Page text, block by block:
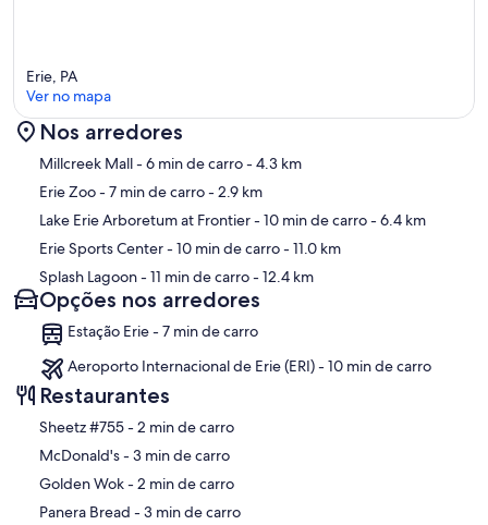
Mapa
Erie, PA
Ver no mapa
Nos arredores
Millcreek Mall- 6 min de carro- 4.3 km
Erie Zoo- 7 min de carro- 2.9 km
Lake Erie Arboretum at Frontier- 10 min de carro- 6.4 km
Erie Sports Center- 10 min de carro- 11.0 km
Splash Lagoon- 11 min de carro- 12.4 km
Opções nos arredores
Estação Erie - 7 min de carro
Aeroporto Internacional de Erie (ERI) - 10 min de carro
Restaurantes
‪Sheetz #755 - ‬2 min de carro
‪McDonald's - ‬3 min de carro
‪Golden Wok - ‬2 min de carro
‪Panera Bread - ‬3 min de carro